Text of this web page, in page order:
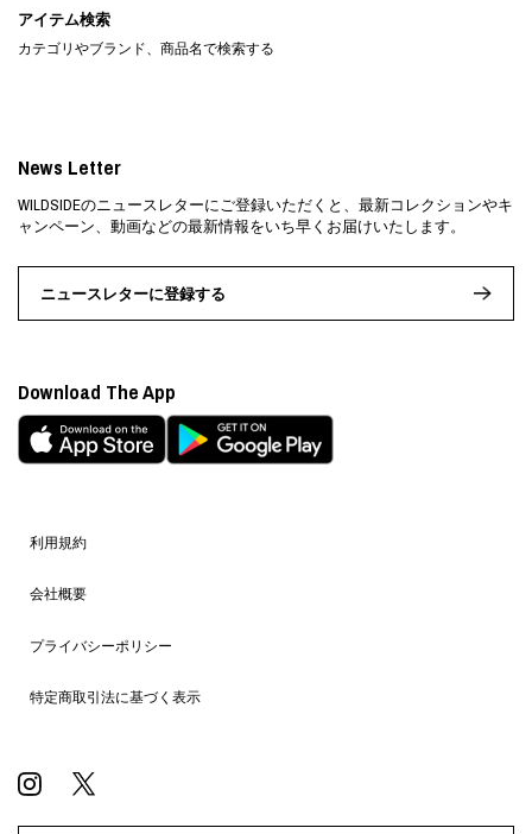
アイテム検索
カテゴリやブランド、商品名で検索する
利用規約
会社概要
プライバシーポリシー
特定商取引法に基づく表示
News Letter
WILDSIDEのニュースレターにご登録いただくと、最新コレクションやキ
ャンペーン、動画などの最新情報をいち早くお届けいたします。
ニュースレターに登録する
Download The App